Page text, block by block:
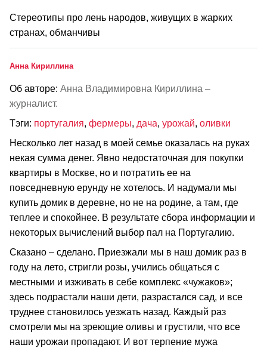
Стереотипы про лень народов, живущих в жарких
странах, обманчивы
Анна Кириллина
Об авторе: Анна Владимировна Кириллина –
журналист.
Тэги: португалия, фермеры, дача, урожай, оливки
Несколько лет назад в моей семье оказалась на руках
некая сумма денег. Явно недостаточная для покупки
квартиры в Москве, но и потратить ее на
повседневную ерунду не хотелось. И надумали мы
купить домик в деревне, но не на родине, а там, где
теплее и спокойнее. В результате сбора информации и
некоторых вычислений выбор пал на Португалию.
Сказано – сделано. Приезжали мы в наш домик раз в
году на лето, стригли розы, учились общаться с
местными и изживать в себе комплекс «чужаков»;
здесь подрастали наши дети, разрастался сад, и все
труднее становилось уезжать назад. Каждый раз
смотрели мы на зреющие оливы и грустили, что все
наши урожаи пропадают. И вот терпение мужа